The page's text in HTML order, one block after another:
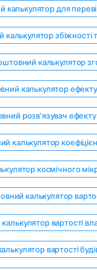
калькулятор для
збіжності
калькулятор
калькулятор ефекту
розв'язувач ефекту
калькулятор
космічного
калькулятор
вартості
вартості